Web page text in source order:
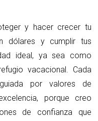
mayores a
arrendamiento más
mercado.
la inversión en
implica un menor
pueden ofrecer una
y hacer crecer tu
dólares y cumplir tus
ideal, ya sea como
vacacional. Cada
por valores de
porque creo
de confianza que